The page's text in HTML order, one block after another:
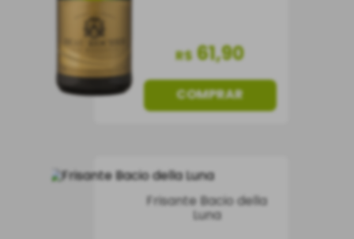
R$ 61,90
COMPRAR
Frisante Bacio della
Luna